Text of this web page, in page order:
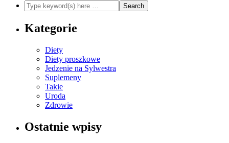
Kategorie
Diety
Diety proszkowe
Jedzenie na Sylwestra
Suplemeny
Takie
Uroda
Zdrowie
Ostatnie wpisy